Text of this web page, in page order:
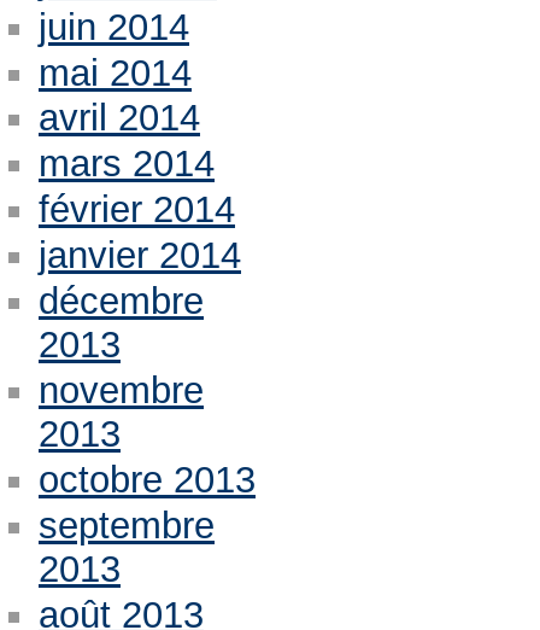
juin 2014
mai 2014
avril 2014
mars 2014
février 2014
janvier 2014
décembre
2013
novembre
2013
octobre 2013
septembre
2013
août 2013